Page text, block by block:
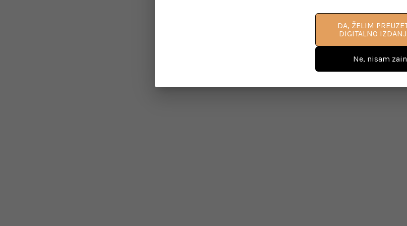
DA, ŽELIM
DIGITALNO
Ne, nisam